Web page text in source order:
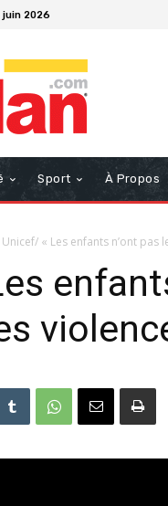
juin 2026
Sport À Propos
Unicef/ « Les enfants n’ont pas